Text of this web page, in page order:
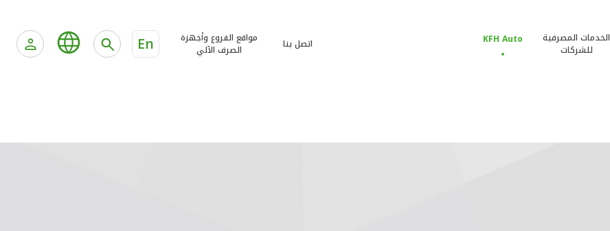
الخدمات المصرفية
للشركات
KFH Auto اتصل بنا
مواقع الفروع وأجهزة
الصرف الآلي
En